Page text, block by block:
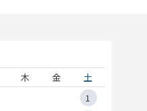
木 金
土
1